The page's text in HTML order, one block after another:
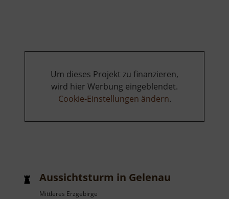
Um dieses Projekt zu finanzieren,
wird hier Werbung eingeblendet.
Cookie-Einstellungen ändern.
Aussichtsturm in Gelenau
Mittleres Erzgebirge